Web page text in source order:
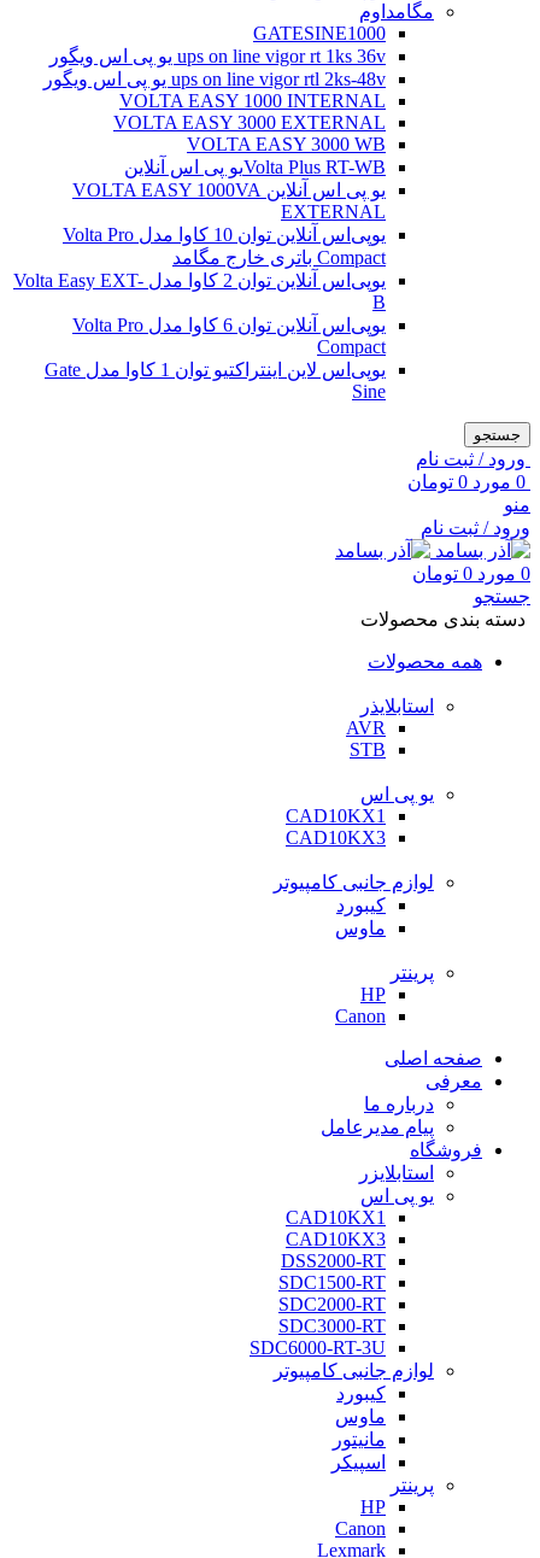
مگامداوم
GATESINE1000
ups on line vigor rt 1ks 36v یو پی اس ویگور
ups on line vigor rtl 2ks-48v یو پی اس ویگور
VOLTA EASY 1000 INTERNAL
VOLTA EASY 3000 EXTERNAL
VOLTA EASY 3000 WB
Volta Plus RT-WBیو پی اس آنلاین
یو پی اس آنلاین VOLTA EASY 1000VA
EXTERNAL
یو‌پی‌اس آنلاین توان 10 کاوا مدل Volta Pro
Compact باتری خارج مگامد
یو‌پی‌اس آنلاین توان 2 کاوا مدل Volta Easy EXT-
B
یو‌پی‌اس آنلاین توان 6 کاوا مدل Volta Pro
Compact
یو‌پی‌اس لاین اینتراکتیو توان 1 کاوا مدل Gate
Sine
جستجو
ورود / ثبت نام
0 مورد 0 تومان
منو
ورود / ثبت نام
0 مورد 0 تومان
جستجو
دسته بندی محصولات
همه محصولات
استابلایذر
AVR
STB
یو پی اس
CAD10KX1
CAD10KX3
لوازم جانبی کامپیوتر
کیبورد
ماوس
پرینتر
HP
Canon
صفحه اصلی
معرفی
درباره ما
پیام مدیرعامل
فروشگاه
استابلایزر
یو پی اس
CAD10KX1
CAD10KX3
DSS2000-RT
SDC1500-RT
SDC2000-RT
SDC3000-RT
SDC6000-RT-3U
لوازم جانبی کامپیوتر
کیبورد
ماوس
مانیتور
اسپیکر
پرینتر
HP
Canon
Lexmark